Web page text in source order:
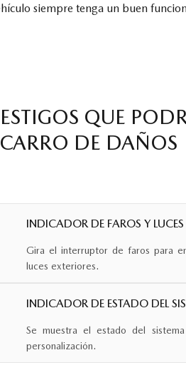
siempre tenga un buen
QUE
CARRO DE DAÑOS
INDICADOR DE FAROS Y LUCES
Gira el interruptor de faros para
luces exteriores.
INDICADOR DE ESTADO DEL
Se muestra el estado del
personalización.